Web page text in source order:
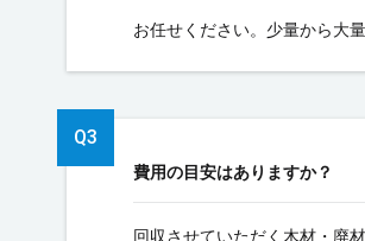
お任せください。少量から大
費用の目安はありますか？
回収させていただく木材・廃